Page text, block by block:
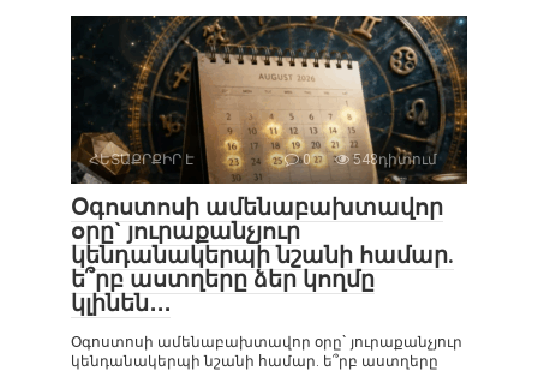
ՀԵՏԱՔՐՔԻՐ Է 0 548դիտում
Օգոստոսի ամենաբախտավոր
օրը` յուրաքանչյուր
կենդանակերպի նշանի համար.
ե՞րբ աստղերը ձեր կողմը
կլինեն․․․
Օգոստոսի ամենաբախտավոր օրը` յուրաքանչյուր
կենդանակերպի նշանի համար. ե՞րբ աստղերը